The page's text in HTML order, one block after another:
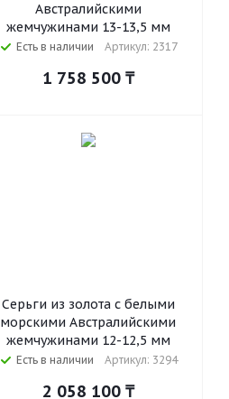
Австралийскими
жемчужинами 13-13,5 мм
Есть в наличии Артикул: 2317
1 758 500₸
Серьги из золота с белыми
морскими Австралийскими
жемчужинами 12-12,5 мм
Есть в наличии Артикул: 3294
2 058 100₸